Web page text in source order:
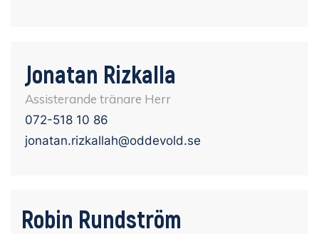
Jonatan Rizkalla
Assisterande tränare Herr
072-518 10 86
jonatan.rizkallah@oddevold.se
Robin Rundström